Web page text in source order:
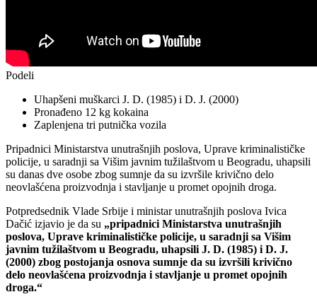
Podeli
Uhapšeni muškarci J. D. (1985) i D. J. (2000)
Pronađeno 12 kg kokaina
Zaplenjena tri putnička vozila
Pripadnici Ministarstva unutrašnjih poslova, Uprave kriminalističke
policije, u saradnji sa Višim javnim tužilaštvom u Beogradu, uhapsili
su danas dve osobe zbog sumnje da su izvršile krivično delo
neovlašćena proizvodnja i stavljanje u promet opojnih droga.
Potpredsednik Vlade Srbije i ministar unutrašnjih poslova Ivica
Dačić izjavio je da su „pripadnici Ministarstva unutrašnjih
poslova, Uprave kriminalističke policije, u saradnji sa Višim
javnim tužilaštvom u Beogradu, uhapsili J. D. (1985) i D. J.
(2000) zbog postojanja osnova sumnje da su izvršili krivično
delo neovlašćena proizvodnja i stavljanje u promet opojnih
droga.“